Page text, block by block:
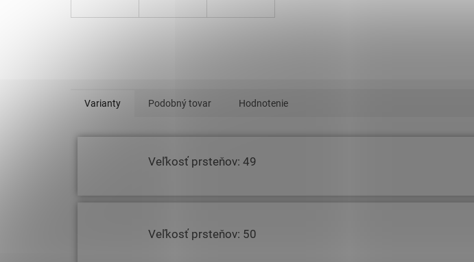
Varianty Podobný tovar Hodnotenie
Veľkosť prsteňov: 49
Veľkosť prsteňov: 50